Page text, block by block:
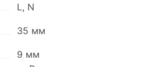
L, N
35 мм
9 мм